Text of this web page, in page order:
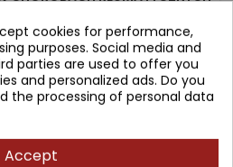
Adam Rosławski
(0)
zł Regular
64.00 zł
cookies for performance,
purposes. Social media and
parties are used to offer you
and personalized ads. Do you
the processing of personal data
Accept